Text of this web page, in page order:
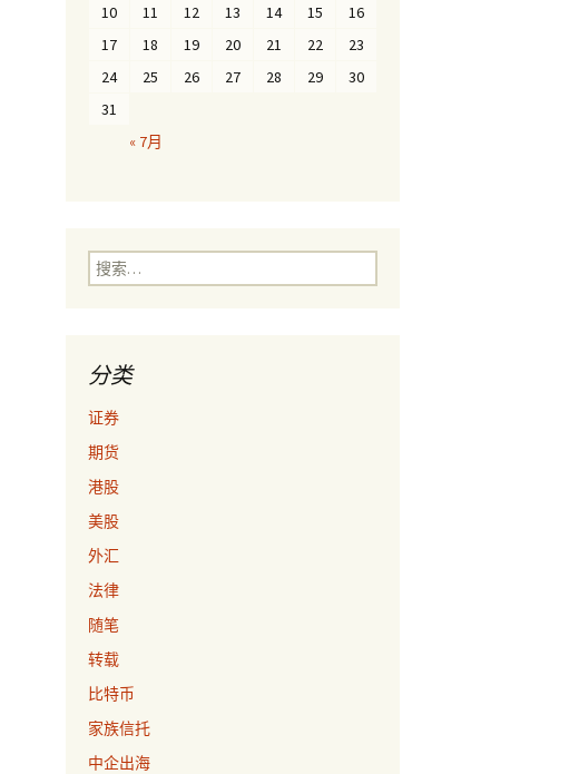
10
11 12 13 14 15
16
17
18 19 20 21 22
23
24
25 26 27 28 29
30
31
« 7月
搜
索：
分类
证券
期货
港股
美股
外汇
法律
随笔
转载
比特币
家族信托
中企出海